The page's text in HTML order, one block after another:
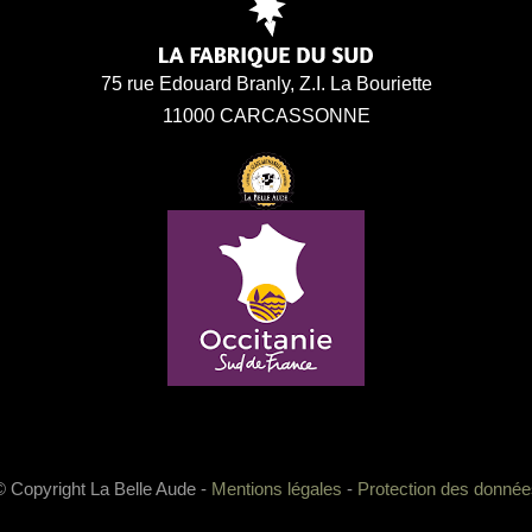
75 rue Edouard Branly, Z.I. La Bouriette
11000 CARCASSONNE
Copyright La Belle Aude - Mentions légales - Protection des